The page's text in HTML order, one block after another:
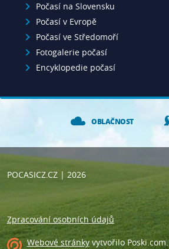
Počasí na Slovensku
Počasí v Evropě
Počasí ve Středomoří
Fotogalerie počasí
Encyklopedie počasí
OBLAČNOST
POCASICZ.CZ| 2026
Zpracování osobních údajů
Webové stránkyvytvořilo Poski.com.